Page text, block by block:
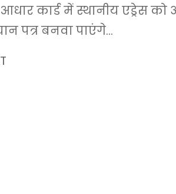
कार्ड में स्थानीय एड्रेस
पत्र बनवा पाएंगे…